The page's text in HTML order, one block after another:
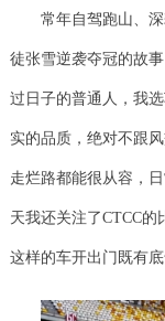
常年自驾跑山、
徒张雪逆袭夺冠的故
过日子的普通人，我
实的品质，绝对不跟
走烂路都能很从容，
天我还关注了CTCC的
这样的车开出门既有